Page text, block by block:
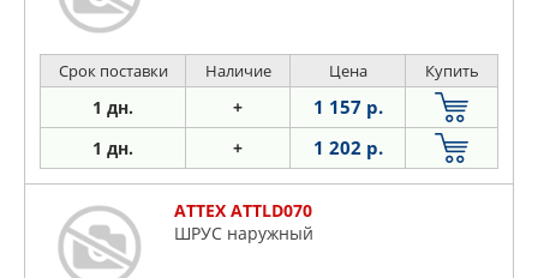
Срок поставки Наличие Цена Купить
1 дн. + 1 157 р.
1 дн. + 1 202 р.
ATTEX ATTLD070
ШРУС наружный